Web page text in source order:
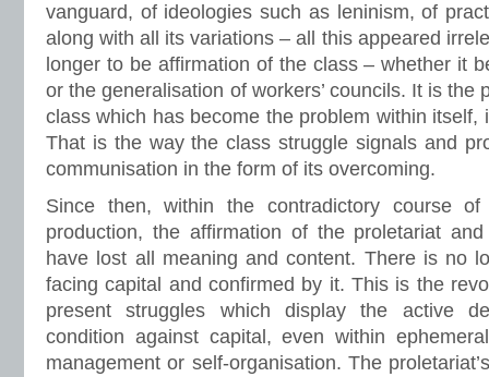
vanguard, of ideologies such as leninism, of
along with all its variations – all this appeared
longer to be affirmation of the class – whether it
or the generalisation of workers’ councils. It is the
class which has become the problem within itself,
That is the way the class struggle signals and
communisation in the form of its overcoming.
Since then, within the contradictory course
production, the affirmation of the proletariat
have lost all meaning and content. There is no
facing capital and confirmed by it. This is the
present struggles which display the active
condition against capital, even within
management or self-organisation. The